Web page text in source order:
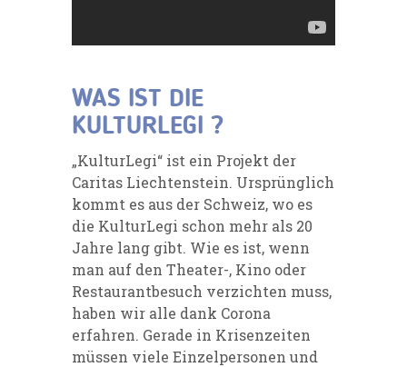
WAS IST DIE
KULTURLEGI ?
„KulturLegi“ ist ein Projekt der
Caritas Liechtenstein. Ursprünglich
kommt es aus der Schweiz, wo es
die KulturLegi schon mehr als 20
Jahre lang gibt. Wie es ist, wenn
man auf den Theater-, Kino oder
Restaurantbesuch verzichten muss,
haben wir alle dank Corona
erfahren. Gerade in Krisenzeiten
müssen viele Einzelpersonen und